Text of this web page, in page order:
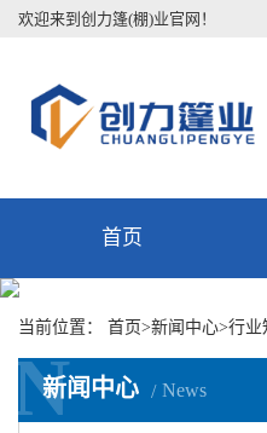
欢迎来到创力篷(棚)业官网！
首页
当前位置： 首页>新闻中心>行业
新闻中心 News
N
N